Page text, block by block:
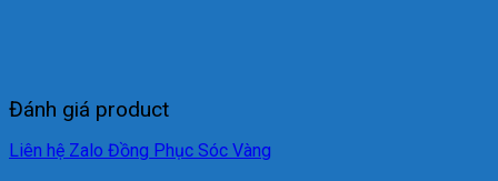
Đánh giá product
Liên hệ Zalo Đồng Phục Sóc Vàng